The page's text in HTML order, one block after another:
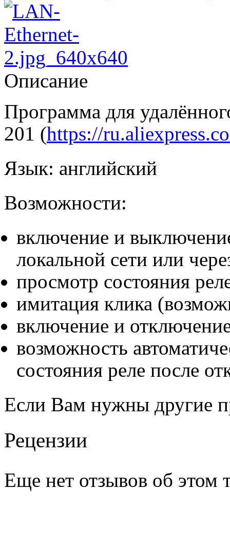
Описание
Программа для
201 (https://
Язык: английский
Возможности:
включение и
локальной сети или
просмотр состояния
имитация клика
включение и
возможность
состояния реле после
Если Вам нужны другие
Рецензии
Еще нет отзывов об этом